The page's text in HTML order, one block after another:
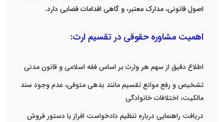
اصول قانونی، مدارک معتبر، و گاهی اقدامات قضایی دارد.
اهمیت مشاوره حقوقی در تقسیم ارث:
اطلاع دقیق از سهم هر وارث بر اساس فقه اسلامی و قانون مدنی
تشخیص و رفع موانع تقسیم مانند بدهی متوفی، عدم وجود سند
مالکیت، اختلافات خانوادگی
دریافت راهنمایی درباره تنظیم دادخواست افراز یا دستور فروش